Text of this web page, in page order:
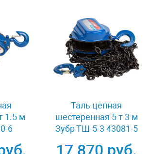
1.5 м
6
Таль цепная
шестеренная 5 т 3 м
Зубр ТШ-5-3 43081-5
17 870 руб.